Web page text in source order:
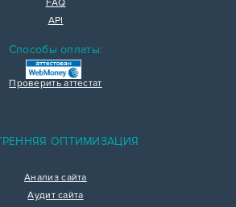
FAQ
API
Способы оплаты:
Проверить аттестат
ОПТИМИЗАЦИЯ
Анализ сайта
Аудит сайта